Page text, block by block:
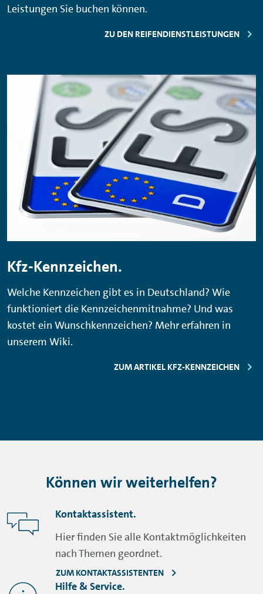
Leistungen Sie buchen können.
ZU DEN REIFENDIENSTLEISTUNGEN
Kfz-Kennzeichen.
Welche Kennzeichen gibt es in Deutschland? Wie
funktioniert die Kennzeichenmitnahme? Und was
kostet ein Wunschkennzeichen? Mehr erfahren in
unserem Wiki.
ZUM ARTIKEL KFZ-KENNZEICHEN
Können wir weiterhelfen?
Kontaktassistent.
Hier finden Sie alle Kontaktmöglichkeiten
nach Themen geordnet.
ZUM KONTAKTASSISTENTEN
Hilfe & Service.